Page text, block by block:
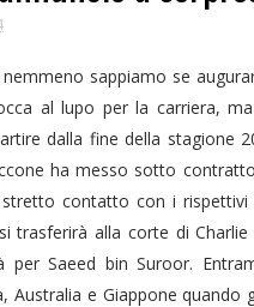
sappiamo se
al lupo per la carriera,
dalla fine della stagione
ha messo sotto contratto
contatto con i rispettivi
trasferirà alla corte di Charlie
Saeed bin Suroor.
Australia e Giappone